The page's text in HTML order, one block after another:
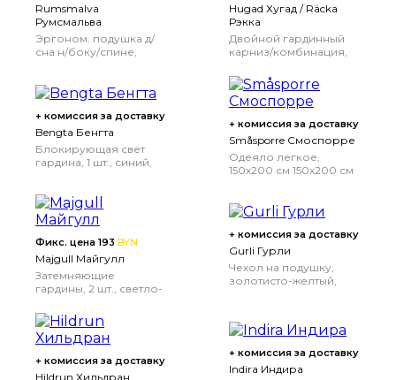
Rumsmalva
Румсмальва
Эргоном. подушка д/
сна н/боку/спине,
Hugad Хугад / Räcka
Рэкка
Двойной гардинный
карниз/комбинация,
+ комиссия за доставку
Bengta Бенгта
Блокирующая свет
гардина, 1 шт., синий,
+ комиссия за доставку
Småsporre Смоспорре
Одеяло легкое,
150x200 см 150x200 см
Фикс. цена 193 BYN
Majgull Майгулл
Затемняющие
гардины, 2 шт., светло-
+ комиссия за доставку
Gurli Гурли
Чехол на подушку,
золотисто-желтый,
+ комиссия за доставку
Hildrun Хильдран
+ комиссия за доставку
Indira Индира